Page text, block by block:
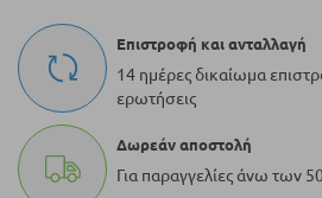
Επιστροφή και ανταλλαγή
14 ημέρες δικαίωμα
ερωτήσεις
Δωρεάν αποστολή
Για παραγγελίες άνω των